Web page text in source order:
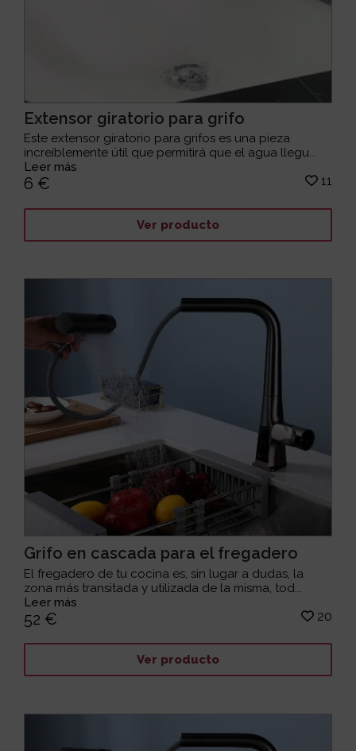
Extensor giratorio para grifo
Este extensor giratorio para grifos es una pieza
increíblemente útil que permitirá que el agua llegu...
Leer más
6 € 11
Ver producto
Grifo en cascada para el fregadero
El fregadero de tu cocina es, sin lugar a dudas, la
zona más transitada y utilizada de la misma, tod...
Leer más
52 € 20
Ver producto